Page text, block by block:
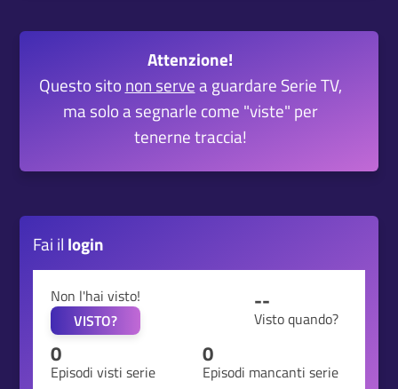
Attenzione!
Questo sito non servea guardare Serie TV,
ma solo a segnarle come "viste" per
tenerne traccia!
Fai il login
Non l'hai visto!
VISTO?
--
Visto quando?
0
Episodi visti serie
0
Episodi mancanti serie